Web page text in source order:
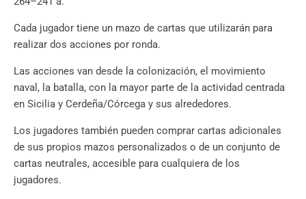
Cada jugador tiene un mazo de cartas que utilizarán para
realizar dos acciones por ronda.
Las acciones van desde la colonización, el movimiento
naval, la batalla, con la mayor parte de la actividad centrada
en Sicilia y Cerdeña/Córcega y sus alrededores.
Los jugadores también pueden comprar cartas adicionales
de sus propios mazos personalizados o de un conjunto de
cartas neutrales, accesible para cualquiera de los
jugadores.